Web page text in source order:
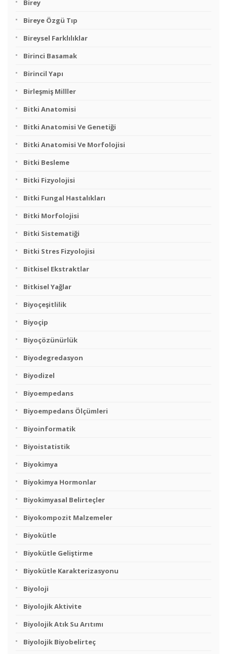
Birey
Bireye Özgü Tıp
Bireysel Farklılıklar
Birinci Basamak
Birincil Yapı
Birleşmiş Milller
Bitki Anatomisi
Bitki Anatomisi Ve Genetiği
Bitki Anatomisi Ve Morfolojisi
Bitki Besleme
Bitki Fizyolojisi
Bitki Fungal Hastalıkları
Bitki Morfolojisi
Bitki Sistematiği
Bitki Stres Fizyolojisi
Bitkisel Ekstraktlar
Bitkisel Yağlar
Biyoçeşitlilik
Biyoçip
Biyoçözünürlük
Biyodegredasyon
Biyodizel
Biyoempedans
Biyoempedans Ölçümleri
Biyoinformatik
Biyoistatistik
Biyokimya
Biyokimya Hormonlar
Biyokimyasal Belirteçler
Biyokompozit Malzemeler
Biyokütle
Biyokütle Geliştirme
Biyokütle Karakterizasyonu
Biyoloji
Biyolojik Aktivite
Biyolojik Atık Su Arıtımı
Biyolojik Biyobelirteç